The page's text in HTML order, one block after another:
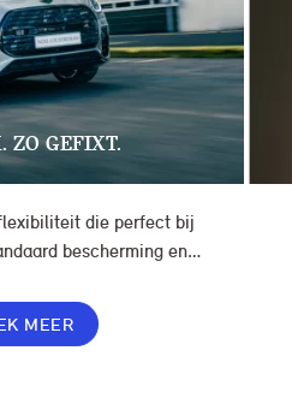
ZO GEFIXT.
die perfect bij
bescherming en
met Switch of Flex
MEER